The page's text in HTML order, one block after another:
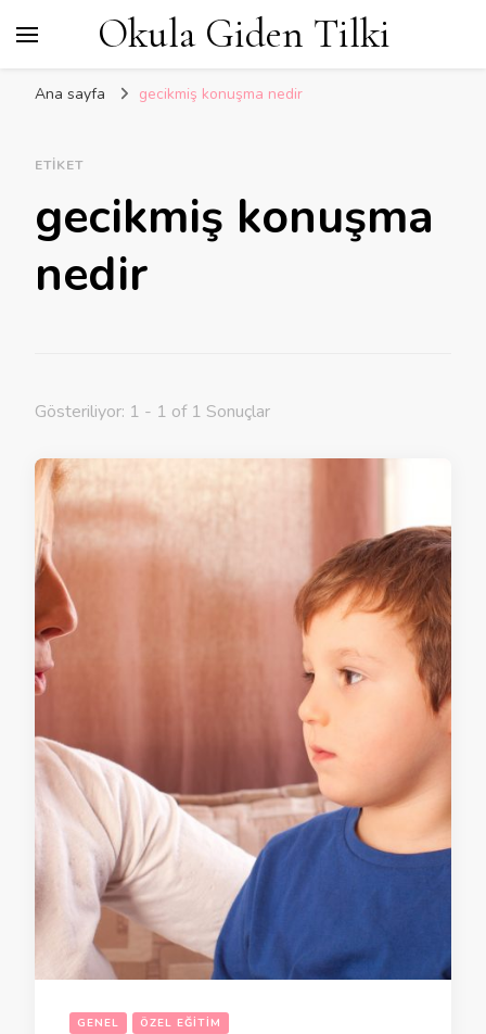
Okula Giden Tilki
Ana sayfa gecikmiş konuşma nedir
ETIKET
gecikmiş konuşma
nedir
Gösteriliyor: 1 - 1 of 1 Sonuçlar
GENEL ÖZEL EĞITIM